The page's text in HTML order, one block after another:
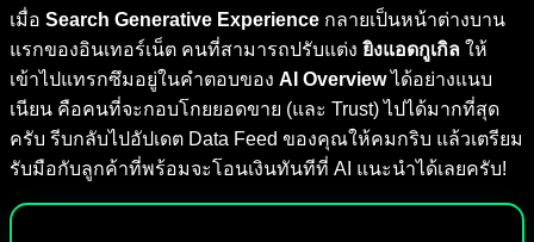
เมื่อ Search Generative Experience กลายเป็นหน้าต่างบาน
แรกของอินเทอร์เน็ต คนที่สามารถปรับแต่ง ยิงแอดกูเกิล ให้
เข้าไปแทรกซึมอยู่ในคำตอบของ AI Overviewได้อย่างแนบ
เนียน คือคนที่จะกอบโกยยอดขาย (และ Trust) ไปได้มากที่สุด
ครับ รีบกลับไปอัปเดต Data Feed ของคุณให้คมกริบ แล้วเตรียม
รับมือกับลูกค้าที่พร้อมจะโอนเงินทันทีที่ AI แนะนำได้เลยครับ!